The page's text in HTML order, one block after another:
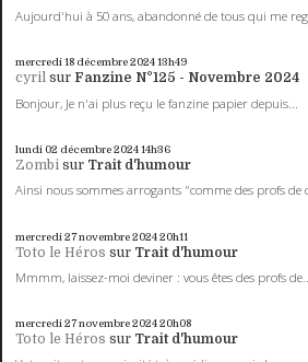
Aujourd'hui à 50 ans, abandonné de tous qui me
mercredi 18 décembre 202413h49
cyril sur Fanzine N°125 - Novembre 2024
Bonjour, Je n'ai plus reçu le fanzine papier depuis...
lundi 02 décembre 202414h36
Zombi sur Trait d'humour
Ainsi nous sommes arrogants "comme des profs de
mercredi 27novembre 202420h11
Toto le Héros sur Trait d'humour
Mmmm, laissez-moi deviner : vous êtes des profs de...
mercredi 27novembre 202420h08
Toto le Héros sur Trait d'humour